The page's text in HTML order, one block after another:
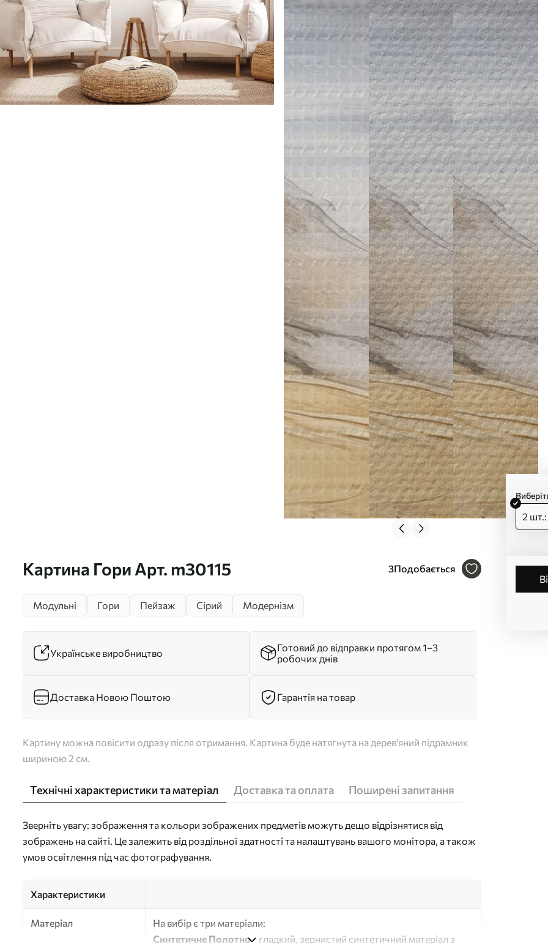
Картина Гори Арт. m30115 3Подобається
2
Модульні Гори Пейзаж Сірий Модернізм
Українське виробництво
Готовий до відправки протягом 1–3
робочих днів
Доставка Новою Поштою Гарантія на товар
Картину можна повісити одразу після отримання. Картина буде натягнута на дерев'яний підрамник
шириною 2 см.
Технічні характеристики та матеріал Доставка та оплата Поширені запитання
Зверніть увагу: зображення та кольори зображених предметів можуть дещо відрізнятися від
зображень на сайті. Це залежить від роздільної здатності та налаштувань вашого монітора, а також
умов освітлення під час фотографування.
Характеристики
Матеріал
На вибір є три матеріали:
Синтетичне Полотно- гладкий, зернистий синтетичний матеріал з